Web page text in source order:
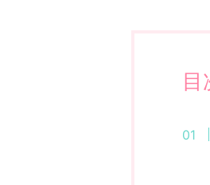
目